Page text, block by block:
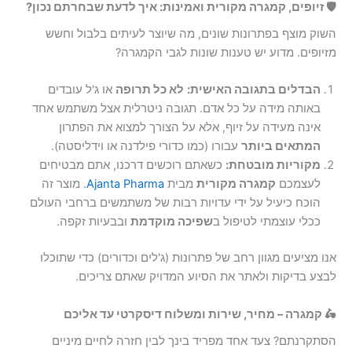
🛡️ זיופים, קמגרה מקורית ואמינות: איך לדעת שבחרתם נכון?
השוק מוצף בפתרונות שונים, מה שיוצר לעיתים בלבול וחשש
מזיופים. מדוע יש טענות שונות לגבי הקמגרה?
הבדלים בתגובה האישית: לא כל תרופה או ג'ל עובדים
באותה מידה על כל אדם. תגובה ניטרלית אצל משתמש אחד
אינה מעידה על זיוף, אלא על הצורך למצוא את הפתרון
המתאים ביותר עבורו (כמו כדורי פילדנה או וידליסטה).
מקוריות מובטחת: כשאתם רוכשים דרכנו, אתם מבטיחים
לעצמכם קמגרה מקורית מבית
. מוצר זה
הוכח כיעיל על ידי עדויות רבות של משתמשים ברחבי העולם
ככלי עוצמתי לטיפול בשפיכה מוקדמת ובבעיות זקפה.
אנו מציעים מגוון רחב של פתרונות (ג'לים וכדורים) כדי שתוכלו
לבצע בדיקות ולאתר את הסיוע המדויק שאתם צריכים.
🛵 קמגרה – מחיר, שירות ומשלוח דיסקרטי עד אליכם
הסתקרנתם? צעד אחד מפריד בינך לבין חזרה לחיים מיניים